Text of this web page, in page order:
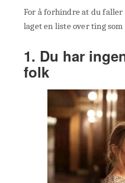
For å forhindre at du
laget en liste over ting
1. Du har
folk